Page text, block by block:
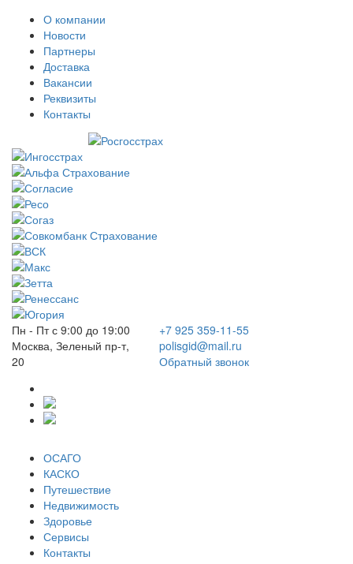
О компании
Новости
Партнеры
Доставка
Вакансии
Реквизиты
Контакты
Пн - Пт с 9:00 до 19:00
Москва, Зеленый пр-т,
20
+7 925 359-11-55
polisgid@mail.ru
Обратный звонок
ОСАГО
КАСКО
Путешествие
Недвижимость
Здоровье
Сервисы
Контакты